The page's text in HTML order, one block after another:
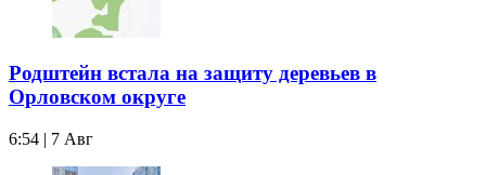
Родштейн встала на защиту деревьев в
Орловском округе
6:54 | 7 Авг